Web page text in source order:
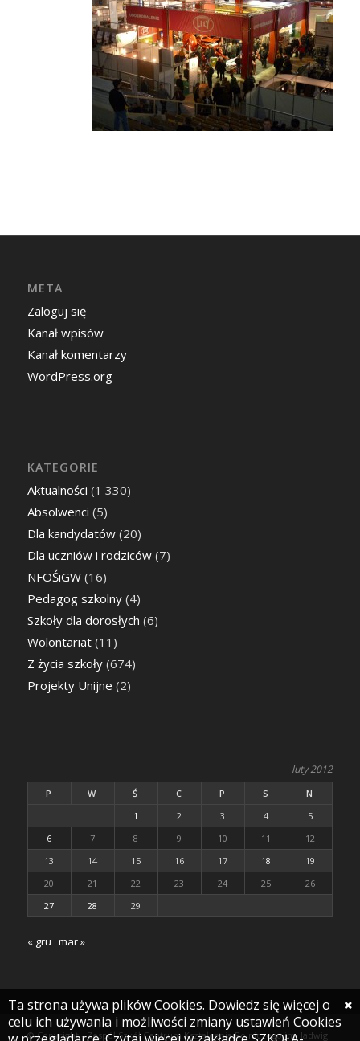
META
Zaloguj się
Kanał wpisów
Kanał komentarzy
WordPress.org
KATEGORIE
Aktualności (1 330)
Absolwenci (5)
Dla kandydatów(20)
Dla uczniów i rodziców(7)
NFOŚiGW(16)
Pedagog szkolny(4)
Szkoły dla dorosłych (6)
Wolontariat(11)
Z życia szkoły(674)
Projekty Unijne (2)
luty 2012
P W Ś C P S
N
1
2 3 4
5
6
7 8 9 10 11
12
13
14 15 16 17 18
19
20
21 22 23 24 25
26
27
28 29
« gru mar »
© Copyright - Zespół Szkół Centrum Kształcenia Rolniczego im. Jadwigi
Ta strona używa plików Cookies. Dowiedz się więcej o
celu ich używania i możliwości zmiany ustawień Cookies